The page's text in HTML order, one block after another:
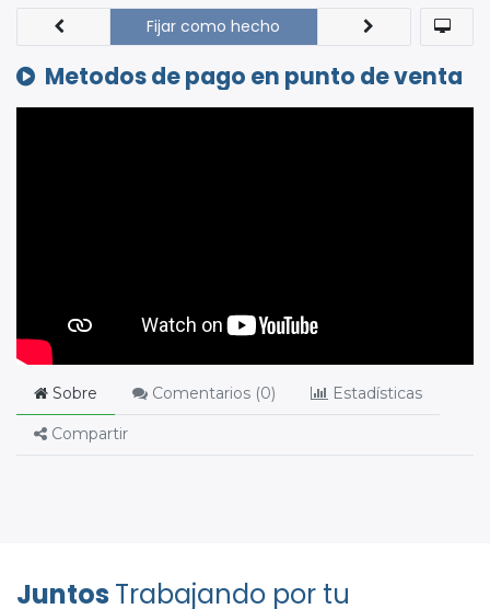
Metodos de pago en punto de venta
Fijar como hecho
Sobre Comentarios (0) Estadísticas
Compartir
Juntos Trabajando por tu